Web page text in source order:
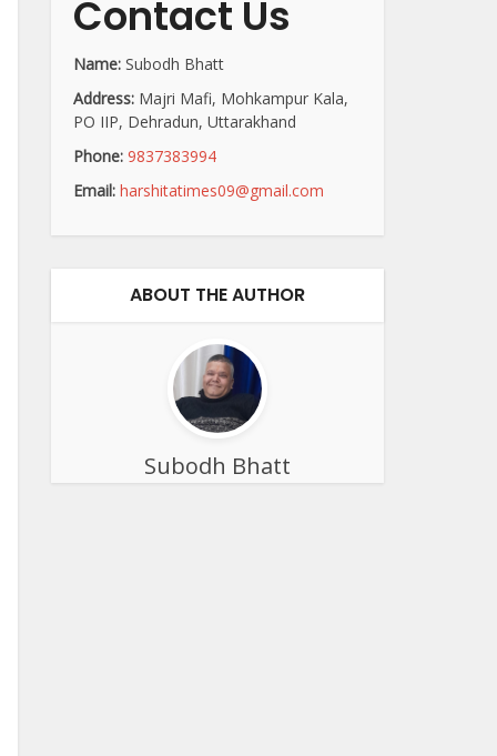
Contact Us
Name: Subodh Bhatt
Address: Majri Mafi, Mohkampur Kala,
PO IIP, Dehradun, Uttarakhand
Phone: 9837383994
Email: harshitatimes09@gmail.com
ABOUT THE AUTHOR
Subodh Bhatt